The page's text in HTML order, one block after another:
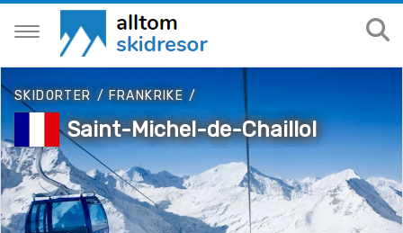
SKIDORTER /FRANKRIKE /
Saint-Michel-de-Chaillol